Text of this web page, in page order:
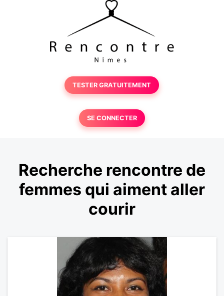
TESTER GRATUITEMENT
SE CONNECTER
Recherche rencontre de
femmes qui aiment aller
courir